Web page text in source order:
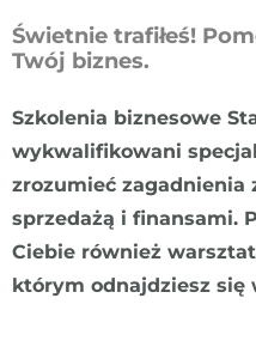
Świetnie trafiłeś!
Twój biznes.
Szkolenia biznesowe
wykwalifikowani
zrozumieć zagadnienia
sprzedażą i finansami.
Ciebie również
którym odnajdziesz się